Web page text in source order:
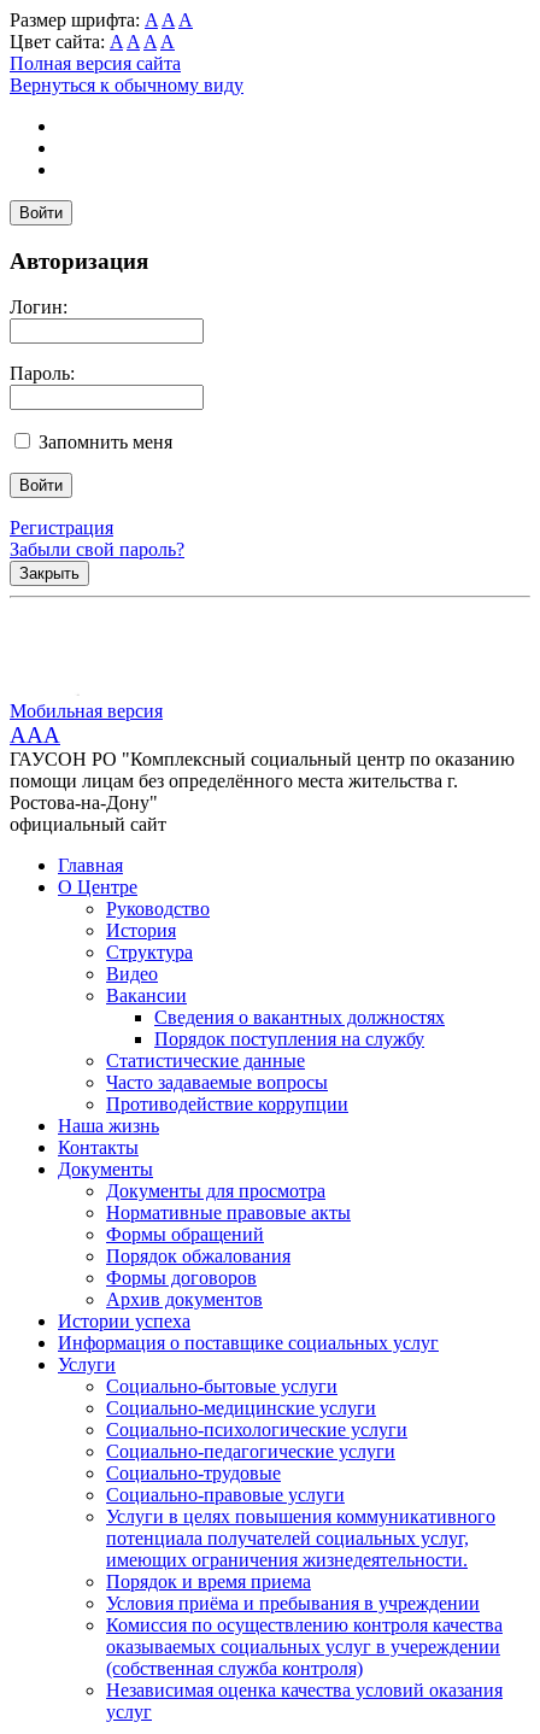
Размер шрифта: A A A
Цвет сайта: A A A A
Полная версия сайта
Вернуться к обычному виду
Войти
Авторизация
Логин:
Пароль:
Запомнить меня
Регистрация
Забыли свой пароль?
Закрыть
Мобильная версия
AAA
ГАУСОН РО "Комплексный социальный центр по оказанию
помощи лицам без определённого места жительства г.
Ростова-на-Дону"
официальный сайт
Главная
О Центре
Руководство
История
Структура
Видео
Вакансии
Сведения о вакантных должностях
Порядок поступления на службу
Статистические данные
Часто задаваемые вопросы
Противодействие коррупции
Наша жизнь
Контакты
Документы
Документы для просмотра
Нормативные правовые акты
Формы обращений
Порядок обжалования
Формы договоров
Архив документов
Истории успеха
Информация о поставщике социальных услуг
Услуги
Социально-бытовые услуги
Социально-медицинские услуги
Социально-психологические услуги
Социально-педагогические услуги
Социально-трудовые
Социально-правовые услуги
Услуги в целях повышения коммуникативного
потенциала получателей социальных услуг,
имеющих ограничения жизнедеятельности.
Порядок и время приема
Условия приёма и пребывания в учреждении
Комиссия по осуществлению контроля качества
оказываемых социальных услуг в учереждении
(собственная служба контроля)
Независимая оценка качества условий оказания
услуг